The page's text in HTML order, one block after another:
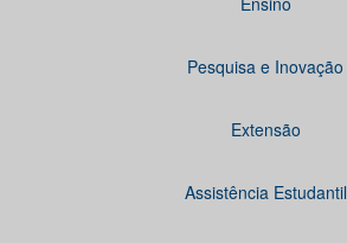
Pesquisa e Inovação
Extensão
Assistência Estudantil